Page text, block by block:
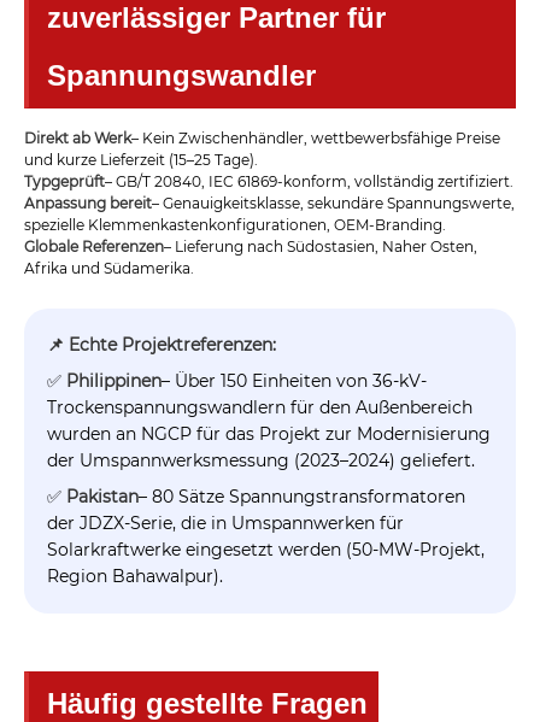
zuverlässiger Partner für
Spannungswandler
Direkt ab Werk– Kein Zwischenhändler, wettbewerbsfähige Preise
und kurze Lieferzeit (15–25 Tage).
Typgeprüft– GB/T 20840, IEC 61869-konform, vollständig zertifiziert.
Anpassung bereit– Genauigkeitsklasse, sekundäre Spannungswerte,
spezielle Klemmenkastenkonfigurationen, OEM-Branding.
Globale Referenzen– Lieferung nach Südostasien, Naher Osten,
Afrika und Südamerika.
📌 Echte Projektreferenzen:
✅ Philippinen– Über 150 Einheiten von 36-kV-
Trockenspannungswandlern für den Außenbereich
wurden an NGCP für das Projekt zur Modernisierung
der Umspannwerksmessung (2023–2024) geliefert.
✅ Pakistan– 80 Sätze Spannungstransformatoren
der JDZX-Serie, die in Umspannwerken für
Solarkraftwerke eingesetzt werden (50-MW-Projekt,
Region Bahawalpur).
Häufig gestellte Fragen